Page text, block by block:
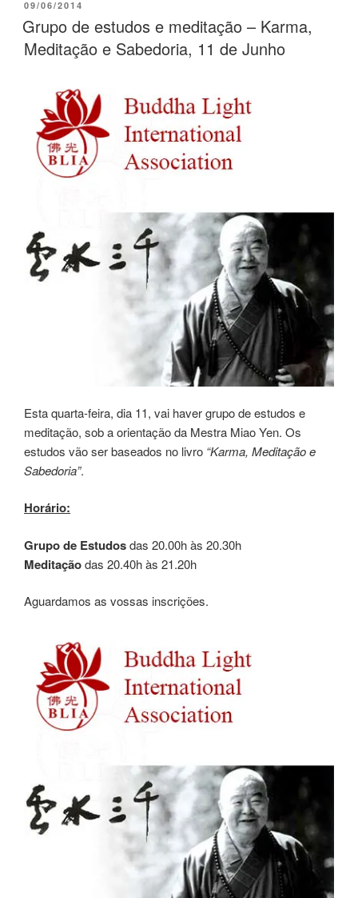
09/06/2014
Grupo de estudos e meditação – Karma,
Meditação e Sabedoria, 11 de Junho
Esta quarta-feira, dia 11, vai haver grupo de estudos e
meditação, sob a orientação da Mestra Miao Yen. Os
estudos vão ser baseados no livro “Karma, Meditação e
Sabedoria”.
Horário:
Grupo de Estudosdas 20.00h às 20.30h
Meditaçãodas 20.40h às 21.20h
Aguardamos as vossas inscrições.